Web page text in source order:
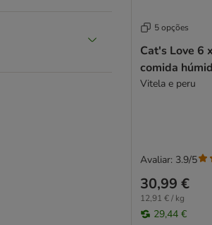
5 opções
Cat's Love 6
comida
Vitela e peru
30,99 €
12,91 € / kg
29,44 €
Avaliar: 3.9/5